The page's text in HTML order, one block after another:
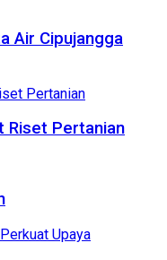
Air Cipujangga
Riset Pertanian